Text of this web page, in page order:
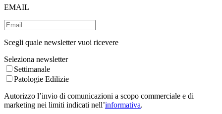
EMAIL
Scegli quale newsletter vuoi ricevere
Seleziona newsletter
Settimanale
Patologie Edilizie
Autorizzo l’invio di comunicazioni a scopo commerciale e di
marketing nei limiti indicati nell’informativa.